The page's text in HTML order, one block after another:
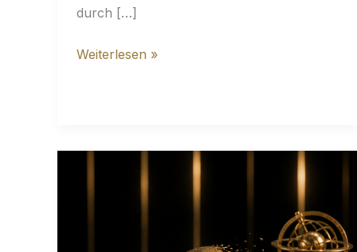
durch […]
Wenn
Weiterlesen »